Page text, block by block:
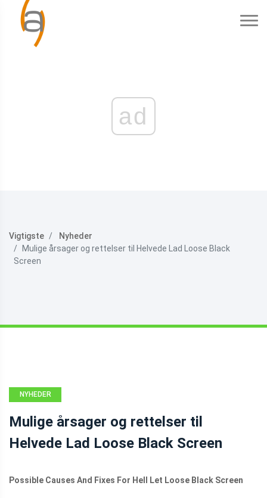
ad
Vigtigste
Nyheder
Mulige årsager og rettelser til Helvede Lad Loose Black
Screen
NYHEDER
Mulige årsager og rettelser til
Helvede Lad Loose Black Screen
Possible Causes And Fixes For Hell Let Loose Black Screen